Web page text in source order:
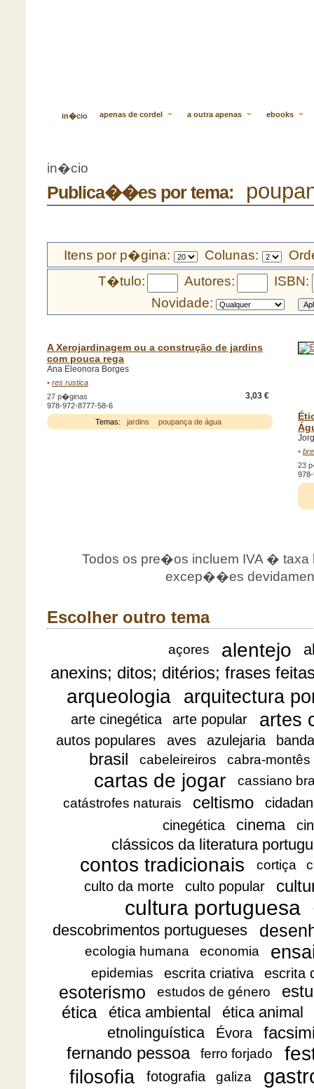
in�cio apenas de cordel a outra apenas ebooks
in�cio
Publica��es por tema:
Itens por p�gina: Colunas:
T�tulo:
Autores:
ISBN:
Novidade:
A Xerojardinagem ou a construção de jardins
com pouca rega
Ana Eleonora Borges
• res rustica
3,03 €
27 p�ginas
978-972-8777-58-6
Temas:
jardins poupança de água
•
23
Todos os pre�os incluem IVA � taxa
excep��es
Escolher outro tema
açores alentejo
anexins; ditos; ditérios; frases
arqueologia arquitectura
arte cinegética arte popular artes
autos populares aves azulejaria
brasil cabeleireiros cabra-montês
cartas de jogar
cassiano
catástrofes naturais
celtismo
cinegética
cinema
clássicos da literatura
contos tradicionais cortiça
culto da morte culto popular
cultura portuguesa
descobrimentos portugueses
ecologia humana economia
epidemias escrita criativa escrita
esoterismo estudos de género
ética
ética ambiental
ética animal
etnolinguística
Évora
fernando pessoa
ferro forjado
filosofia
fotografia galiza